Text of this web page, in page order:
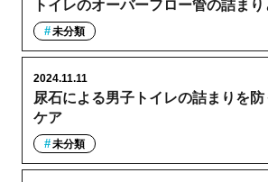
トイレのオーバーフロー管の詰ま
未分類
尿石による男子トイレの詰まりを
ケア
2024.11.11
未分類